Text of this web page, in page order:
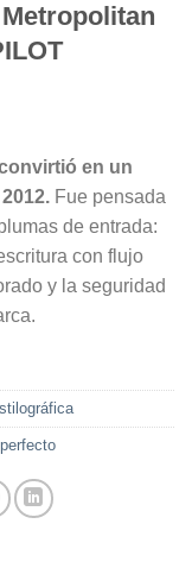
en un
Fue pensada
de entrada:
con flujo
y la seguridad